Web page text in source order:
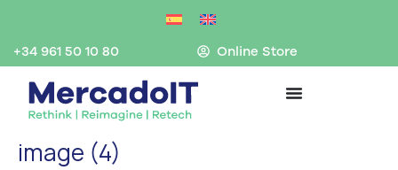
contenido
+34 961 50 10 80 Online Store
image (4)